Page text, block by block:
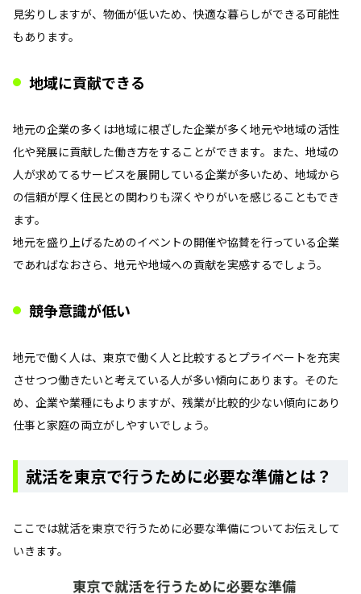
見劣りしますが、物価が低いため、快適な暮らしができる可能性
もあります。
地域に貢献できる
地元の企業の多くは地域に根ざした企業が多く地元や地域の活性
化や発展に貢献した働き方をすることができます。また、地域の
人が求めてるサービスを展開している企業が多いため、地域から
の信頼が厚く住民との関わりも深くやりがいを感じることもでき
ます。
地元を盛り上げるためのイベントの開催や協賛を行っている企業
であればなおさら、地元や地域への貢献を実感するでしょう。
競争意識が低い
地元で働く人は、東京で働く人と比較するとプライベートを充実
させつつ働きたいと考えている人が多い傾向にあります。そのた
め、企業や業種にもよりますが、残業が比較的少ない傾向にあり
仕事と家庭の両立がしやすいでしょう。
就活を東京で行うために必要な準備とは？
ここでは就活を東京で行うために必要な準備についてお伝えして
いきます。